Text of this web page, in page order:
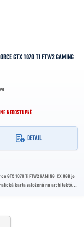
GTX 1070 TI FTW2 GAMING
NEDOSTUPNÉ
DETAIL
GTX 1070 Ti FTW2 GAMING iCX 8GB je
karta založená na architektúre